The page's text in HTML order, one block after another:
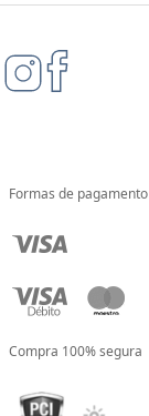
Formas de pagamento
Compra 100% segura